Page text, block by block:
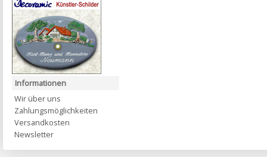
Informationen
Wir über uns
Zahlungsmöglichkeiten
Versandkosten
Newsletter